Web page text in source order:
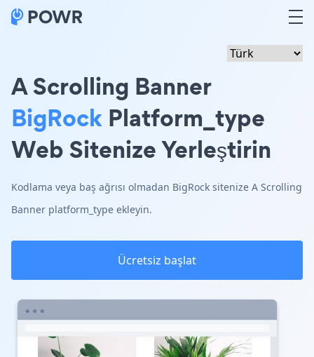
A Scrolling Banner
BigRock Platform_type
Web Sitenize Yerleştirin
Kodlama veya baş ağrısı olmadan BigRock sitenize A Scrolling
Banner platform_type ekleyin.
Ücretsiz başlat